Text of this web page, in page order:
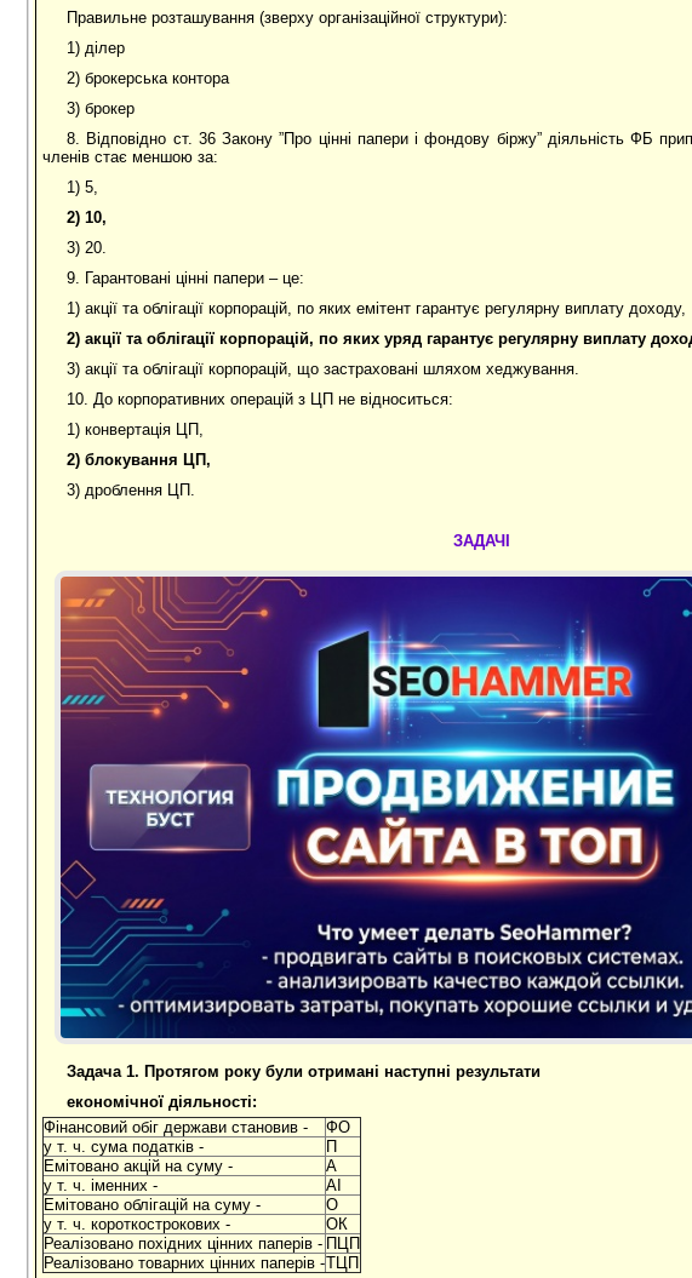
Правильне розташування (зверху організаційної структури):
1) ділер
2) брокерська контора
3) брокер
8. Відповідно ст. 36 Закону ”Про цінні папери і фондову біржу” діяльність ФБ
членів стає меншою за:
1) 5,
2) 10,
3) 20.
9. Гарантовані цінні папери – це:
1) акції та облігації корпорацій, по яких емітент гарантує регулярну виплату доходу,
2) акції та облігації корпорацій, по яких уряд гарантує регулярну виплату
3) акції та облігації корпорацій, що застраховані шляхом хеджування.
10. До корпоративних операцій з ЦП не відноситься:
1) конвертація ЦП,
2) блокування ЦП,
3) дроблення ЦП.
ЗАДАЧІ
Задача 1. Протягом року були отримані наступні результати
економічної діяльності:
Фінансовий обіг держави становив -
ФО
у т. ч. сума податків -
П
Емітовано акцій на суму -
А
у т. ч. іменних -
АІ
Емітовано облігацій на суму -
О
у т. ч. короткострокових -
ОК
Реалізовано похідних цінних паперів - ПЦП
Реалізовано товарних цінних паперів -ТЦП